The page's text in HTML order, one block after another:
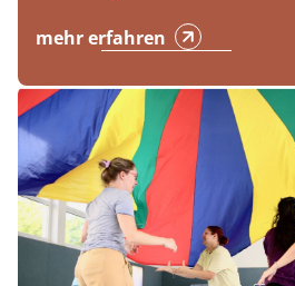
mehr erfahren